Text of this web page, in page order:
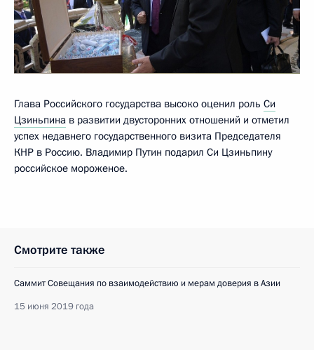
Глава Российского государства высоко оценил роль Си
Цзиньпина в развитии двусторонних отношений и отметил
успех недавнего государственного визита Председателя
КНР в Россию. Владимир Путин подарил Си Цзиньпину
российское мороженое.
Смотрите также
Саммит Совещания по взаимодействию и мерам доверия в Азии
15 июня 2019 года